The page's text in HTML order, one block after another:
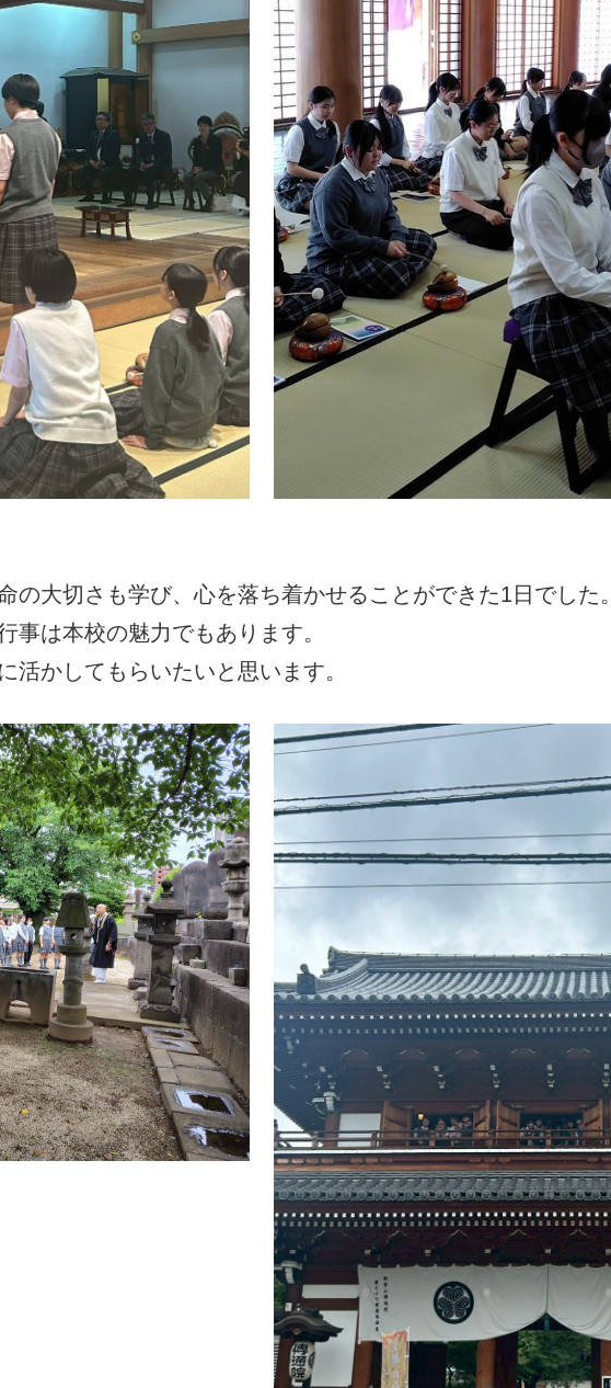
の大切さも学び、心を落ち着かせることができた1日でした。
事は本校の魅力でもあります。
活かしてもらいたいと思います。